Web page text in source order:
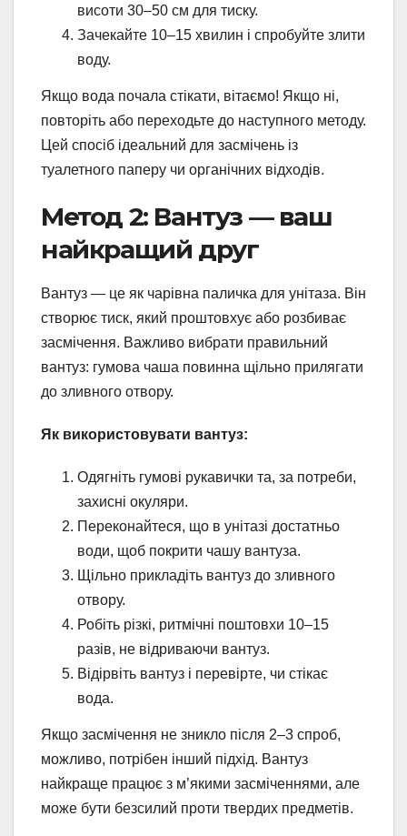
висоти 30–50 см для тиску.
Зачекайте 10–15 хвилин і спробуйте злити
воду.
Якщо вода почала стікати, вітаємо! Якщо ні,
повторіть або переходьте до наступного методу.
Цей спосіб ідеальний для засмічень із
туалетного паперу чи органічних відходів.
Метод 2: Вантуз — ваш
найкращий друг
Вантуз — це як чарівна паличка для унітаза. Він
створює тиск, який проштовхує або розбиває
засмічення. Важливо вибрати правильний
вантуз: гумова чаша повинна щільно прилягати
до зливного отвору.
Як використовувати вантуз:
Одягніть гумові рукавички та, за потреби,
захисні окуляри.
Переконайтеся, що в унітазі достатньо
води, щоб покрити чашу вантуза.
Щільно прикладіть вантуз до зливного
отвору.
Робіть різкі, ритмічні поштовхи 10–15
разів, не відриваючи вантуз.
Відірвіть вантуз і перевірте, чи стікає
вода.
Якщо засмічення не зникло після 2–3 спроб,
можливо, потрібен інший підхід. Вантуз
найкраще працює з м’якими засміченнями, але
може бути безсилий проти твердих предметів.